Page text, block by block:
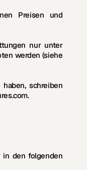
Preisen und
nur unter
werden (siehe
schreiben
.
in den folgenden